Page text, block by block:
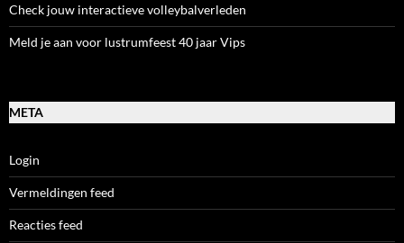
Check jouw interactieve volleybalverleden
Meld je aan voor lustrumfeest 40 jaar Vips
META
Login
Vermeldingen feed
Reacties feed